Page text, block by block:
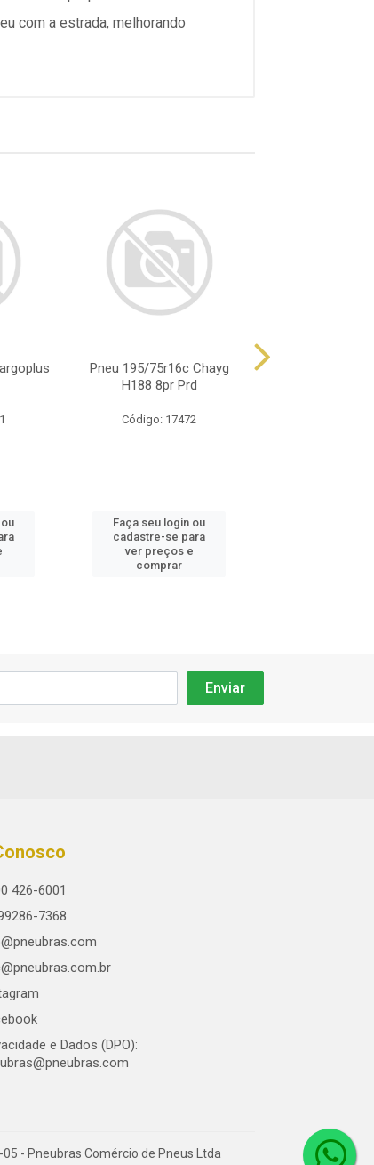
com a estrada, melhorando
Pneu 195/75r16c Chayg
H188 8pr Prd
Código: 17472
Faça seu login ou
cadastre-se para
ver preços e
comprar
426-6001
7368
e Dados (DPO):
- Pneubras Comércio de Pneus Ltda